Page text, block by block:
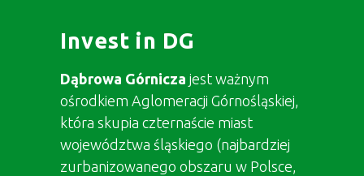
Invest in DG
Dąbrowa Górnicza jest ważnym
ośrodkiem Aglomeracji Górnośląskiej,
która skupia czternaście miast
województwa śląskiego (najbardziej
zurbanizowanego obszaru w Polsce,